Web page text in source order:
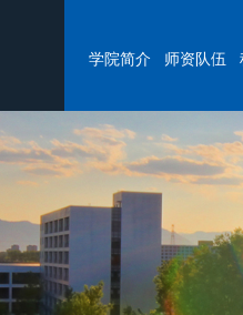
学院简介 师资队伍